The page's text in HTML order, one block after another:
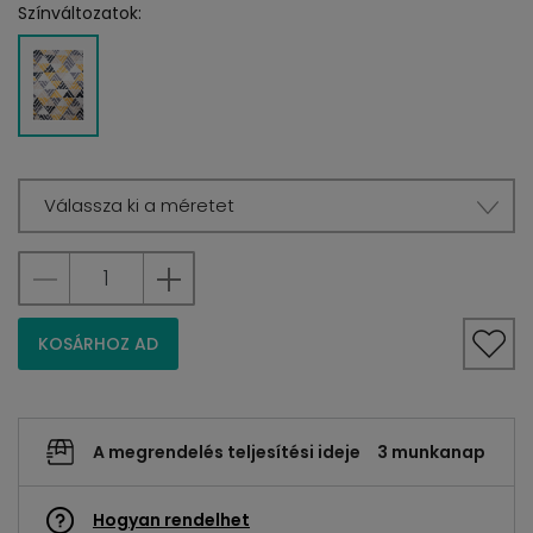
Színváltozatok:
Válassza ki a méretet
KOSÁRHOZ AD
A megrendelés teljesítési ideje 3 munkanap
Hogyan rendelhet